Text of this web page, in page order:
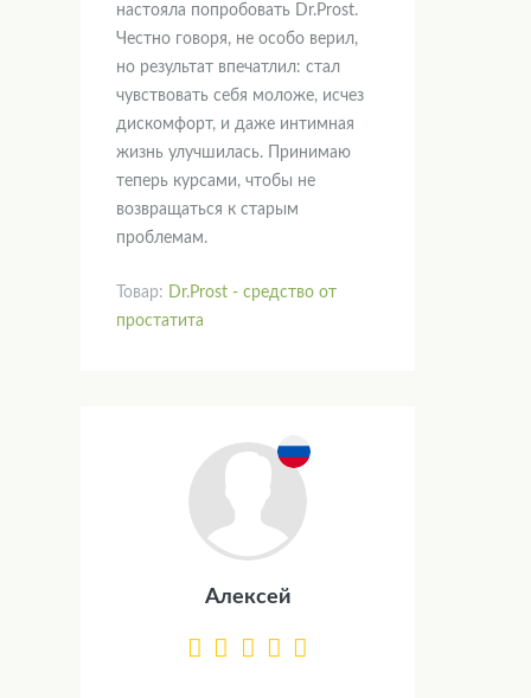
настояла попробовать Dr.Prost.
Честно говоря, не особо верил,
но результат впечатлил: стал
чувствовать себя моложе, исчез
дискомфорт, и даже интимная
жизнь улучшилась. Принимаю
теперь курсами, чтобы не
возвращаться к старым
проблемам.
Товар: Dr.Prost - средство от
простатита
Алексей